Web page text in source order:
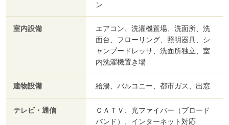
ン
室内設備
エアコン、洗濯機置場、洗面所、洗
面台、フローリング、照明器具、シ
ャンプードレッサ、洗面所独立、室
内洗濯機置き場
建物設備 給湯、バルコニー、都市ガス、出窓
テレビ・通信
ＣＡＴＶ、光ファイバー（ブロード
バンド）、インターネット対応